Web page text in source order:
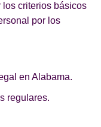
los criterios básicos
por los
en Alabama.
regulares.